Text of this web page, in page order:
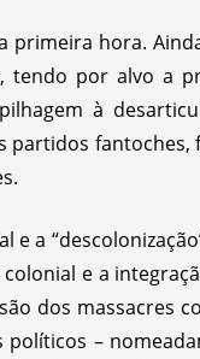
primeira hora.
por alvo a
à
a
e a
dos massacres
–